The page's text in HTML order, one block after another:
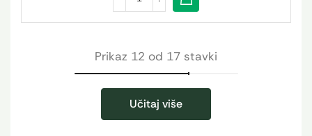
Prikaz 12 od 17 stavki
Učitaj više